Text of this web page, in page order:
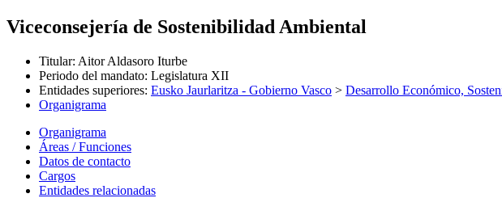
Viceconsejería de Sostenibilidad Ambiental
Titular: Aitor Aldasoro Iturbe
Periodo del mandato: Legislatura XII
Entidades superiores: Eusko Jaurlaritza - Gobierno Vasco > Desarrollo Económico,
Organigrama
Organigrama
Áreas / Funciones
Datos de contacto
Cargos
Entidades relacionadas